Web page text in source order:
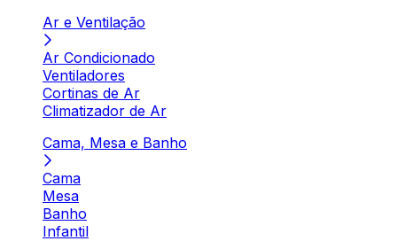
Ar e Ventilação
Ar Condicionado
Ventiladores
Cortinas de Ar
Climatizador de Ar
Cama, Mesa e Banho
Cama
Mesa
Banho
Infantil